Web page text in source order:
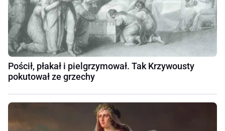
Pościł, płakał i pielgrzymował. Tak Krzywousty
pokutował ze grzechy